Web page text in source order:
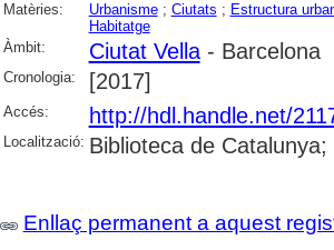
Matèries: Urbanisme; Ciutats ; Estructura
Habitatge
Àmbit:
Ciutat Vella- Barcelona
Cronologia: [2017]
Accés: http://hdl.handle.net/
Localització: Biblioteca de
Enllaç permanent a aquest